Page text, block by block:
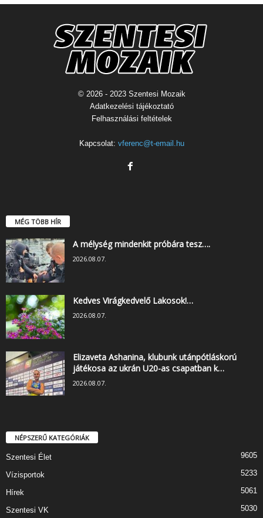
© 2026 - 2023 Szentesi Mozaik
Adatkezelési tájékoztató
Felhasználási feltételek
Kapcsolat: vferenc@t-email.hu
MÉG TÖBB HÍR
A mélység mindenkit próbára tesz….
2026.08.07.
Kedves Virágkedvelő Lakosok!…
2026.08.07.
Elizaveta Ashanina, klubunk utánpótláskorú
játékosa az ukrán U20-as csapatban k…
2026.08.07.
NÉPSZERŰ KATEGÓRIÁK
Szentesi Élet 9605
Vízisportok 5233
Hírek 5061
Szentesi VK 5030